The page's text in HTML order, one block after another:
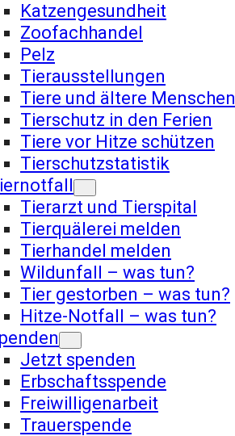
Katzengesundheit
Zoofachhandel
Pelz
Tierausstellungen
Tiere und ältere Menschen
Tierschutz in den Ferien
Tiere vor Hitze schützen
Tierschutzstatistik
Tierarzt und Tierspital
Tierquälerei melden
Tierhandel melden
Wildunfall – was tun?
Tier gestorben – was tun?
Hitze-Notfall – was tun?
Jetzt spenden
Erbschaftsspende
Freiwilligenarbeit
Trauerspende